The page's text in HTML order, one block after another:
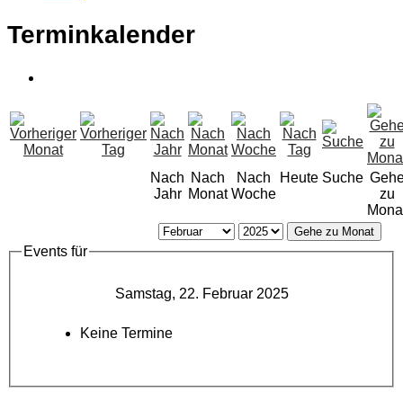
Terminkalender
Nach
Jahr
Nach
Monat
Nach
Woche
Heute Suche
zu
Gehe zu Monat
Events für
Samstag, 22. Februar 2025
Keine Termine